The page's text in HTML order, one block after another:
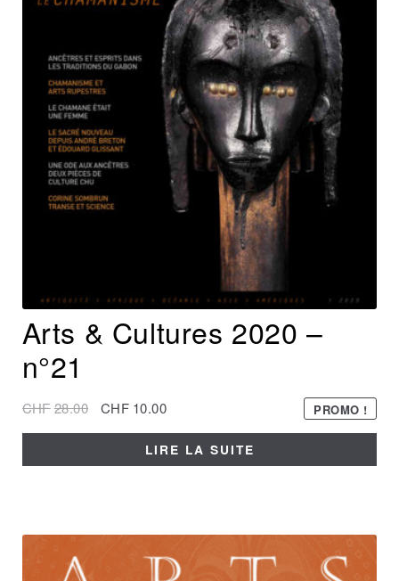
Arts & Cultures 2020 –
n°21
PROMO !
CHF28.00 CHF 10.00
LIRE LA SUITE